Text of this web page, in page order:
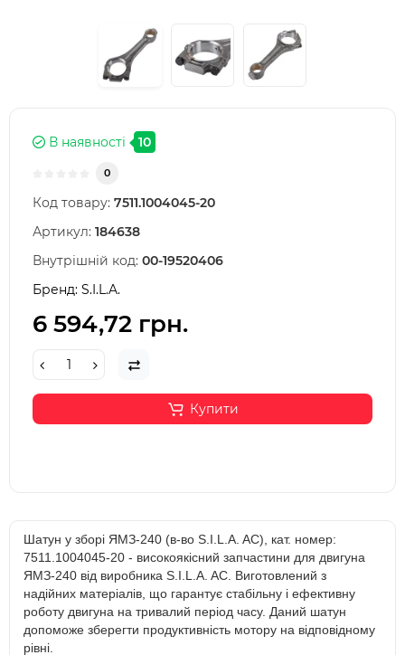
В наявності 10
0
Код товару: 7511.1004045-20
Артикул: 184638
Внутрішній код: 00-19520406
Бренд: S.I.L.A.
6 594,72 грн.
Купити
Шатун у зборі ЯМЗ-240 (в-во S.I.L.A. AC), кат. номер:
7511.1004045-20 - високоякісний запчастини для двигуна
ЯМЗ-240 від виробника S.I.L.A. AC. Виготовлений з
надійних матеріалів, що гарантує стабільну і ефективну
роботу двигуна на тривалий період часу. Даний шатун
допоможе зберегти продуктивність мотору на відповідному
рівні.